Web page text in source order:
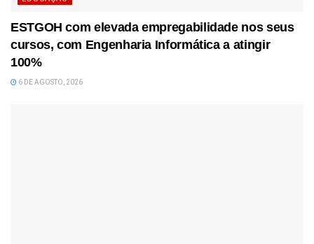
ESTGOH com elevada empregabilidade nos seus
cursos, com Engenharia Informática a atingir
100%
6 DE AGOSTO, 2026